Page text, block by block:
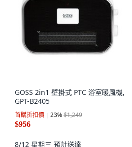
GOSS 2in1 壁掛式 PTC 浴室暖風機,
GPT-B2405
首購折扣價 23%$1,249
$956
8/12 星期三 預計送達